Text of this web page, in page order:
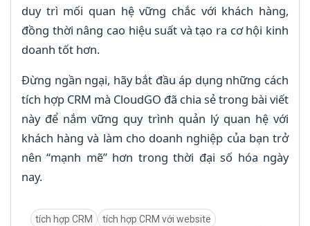
duy trì mối quan hệ vững chắc với khách hàng,
đồng thời nâng cao hiệu suất và tạo ra cơ hội kinh
doanh tốt hơn.
Đừng ngần ngại, hãy bắt đầu áp dụng những cách
tích hợp CRM mà CloudGO đã chia sẻ trong bài viết
này để nắm vững quy trình quản lý quan hệ với
khách hàng và làm cho doanh nghiệp của bạn trở
nên “mạnh mẽ” hơn trong thời đại số hóa ngày
nay.
tích hợp CRM
tích hợp CRM với website